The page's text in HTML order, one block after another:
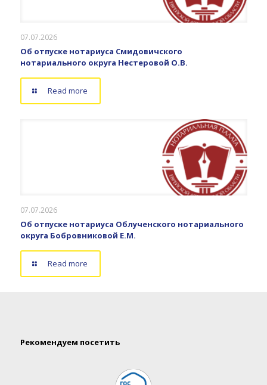
07.07.2026
Об отпуске нотариуса Смидовичского
нотариального округа Нестеровой О.В.
Read more
07.07.2026
Об отпуске нотариуса Облученского нотариального
округа Бобровниковой Е.М.
Read more
Рекомендуем посетить